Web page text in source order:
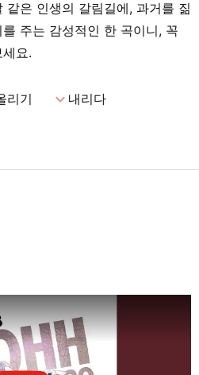
같은 인생의 갈림길에, 과거를 짊
주는 감성적인 한 곡이니, 꼭
요.
리기 expand_more내리다